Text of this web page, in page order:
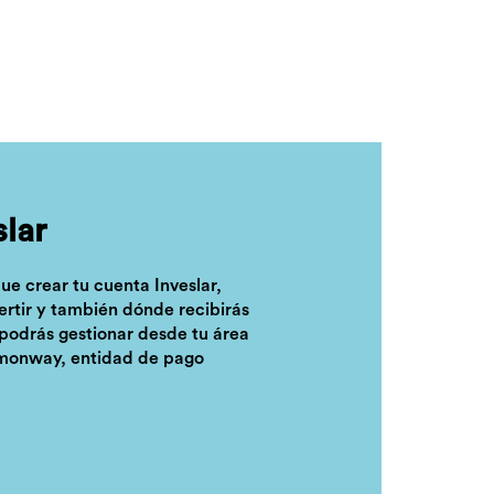
crear tu cuenta Inveslar,
y también dónde recibirás
gestionar desde tu área
entidad de pago